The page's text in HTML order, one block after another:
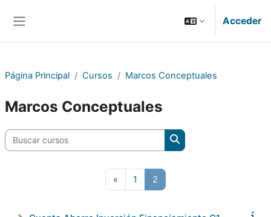
Acceder
Página Principal Cursos Marcos Conceptuales
Marcos Conceptuales
Buscar cursos
Buscar cursos
« Página anterior
1 Página 1
2